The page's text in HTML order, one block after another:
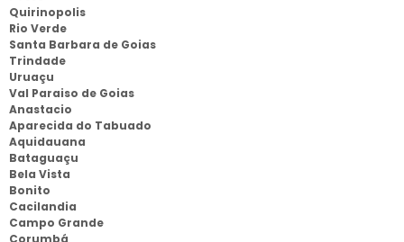
Quirinopolis
Rio Verde
Santa Barbara de Goias
Trindade
Uruaçu
Val Paraiso de Goias
Anastacio
Aparecida do Tabuado
Aquidauana
Bataguaçu
Bela Vista
Bonito
Cacilandia
Campo Grande
Corumbá